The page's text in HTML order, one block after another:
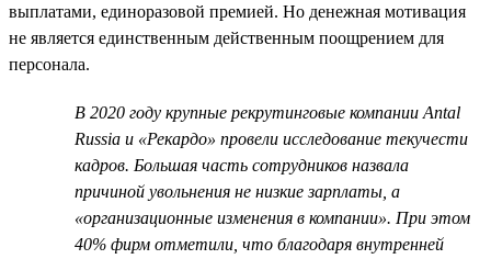
выплатами, единоразовой премией. Но денежная мотивация
не является единственным действенным поощрением для
персонала.
В 2020 году крупные рекрутинговые компании Antal
Russia и «Рекардо» провели исследование текучести
кадров. Большая часть сотрудников назвала
причиной увольнения не низкие зарплаты, а
«организационные изменения в компании». При этом
40% фирм отметили, что благодаря внутренней